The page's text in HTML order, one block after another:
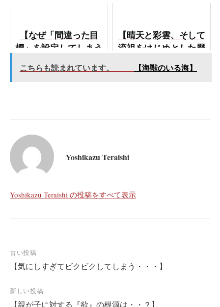
【なぜ「間違った目
標」を設定してしまう
のか？】
【晴天と彩雲、そして
流祖をはじめとした歴
代の宗家に見守られ
て】
こちらも読まれています。 【海獣のいる海】
Yoshikazu Teraishi
Yoshikazu Teraishi の投稿をすべて表示
投
稿
ナ
ビ
古い投稿
【気にしすぎてビクビクしてしまう・・・】
新しい投稿
【親が子に対する『欲』の根源は・・？】